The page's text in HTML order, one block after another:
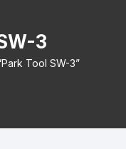
3
Tool SW-3”